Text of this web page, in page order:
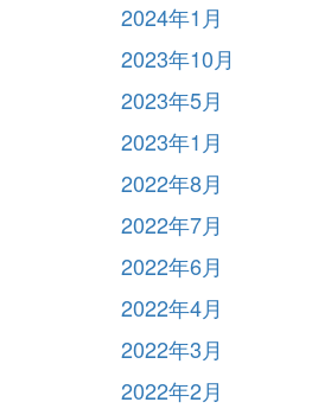
2024年1月
2023年10月
2023年5月
2023年1月
2022年8月
2022年7月
2022年6月
2022年4月
2022年3月
2022年2月